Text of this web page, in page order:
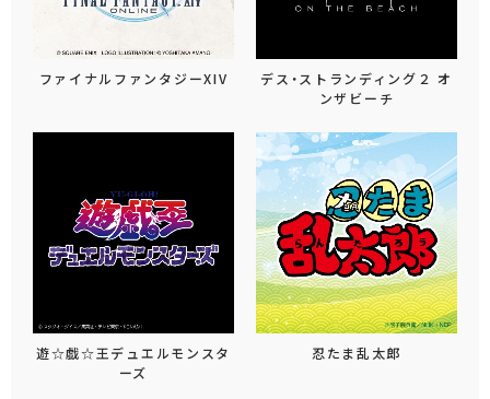
ファイナルファンタジーXIV
デス・ストランディング２ オ
ンザビーチ
遊☆戯☆王デュエルモンスタ
ーズ
忍たま乱太郎